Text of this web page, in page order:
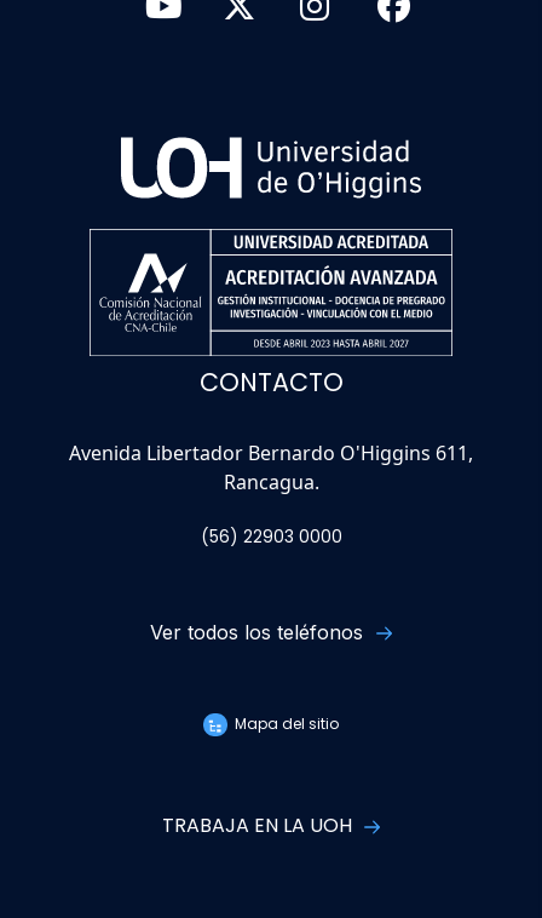
CONTACTO
Avenida Libertador Bernardo O'Higgins 611,
Rancagua.
(56) 22903 0000
Ver todos los teléfonos
Mapa del sitio
TRABAJA EN LA UOH